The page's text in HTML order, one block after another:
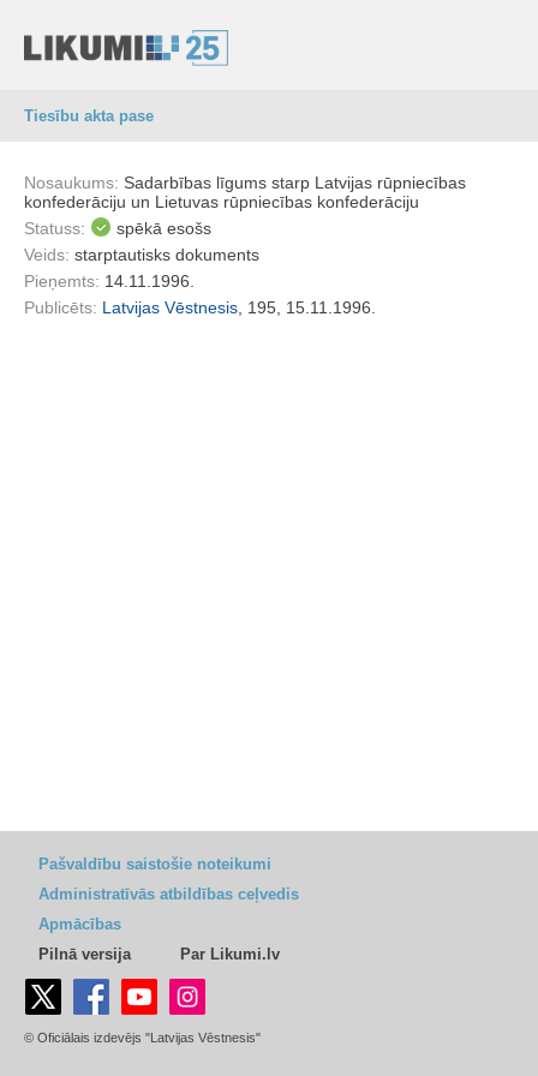
Tiesību akta pase
Nosaukums: Sadarbības līgums starp Latvijas rūpniecības
konfederāciju un Lietuvas rūpniecības konfederāciju
Statuss:
spēkā esošs
Veids: starptautisks dokuments
Pieņemts: 14.11.1996.
Publicēts: Latvijas Vēstnesis , 195, 15.11.1996.
Pašvaldību saistošie noteikumi
Administratīvās atbildības ceļvedis
Apmācības
Pilnā versija
Par Likumi.lv
© Oficiālais izdevējs "Latvijas Vēstnesis"